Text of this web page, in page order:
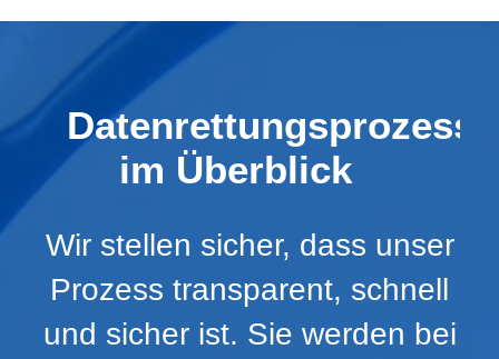
Datenrettungsprozess
im Überblick
Wir stellen sicher, dass unser
Prozess transparent, schnell
und sicher ist. Sie werden bei